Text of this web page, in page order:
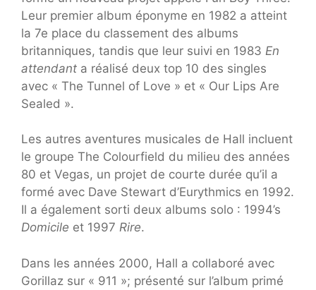
Leur premier album éponyme en 1982 a atteint
la 7e place du classement des albums
britanniques, tandis que leur suivi en 1983 En
attendant a réalisé deux top 10 des singles
avec « The Tunnel of Love » et « Our Lips Are
Sealed ».
Les autres aventures musicales de Hall incluent
le groupe The Colourfield du milieu des années
80 et Vegas, un projet de courte durée qu’il a
formé avec Dave Stewart d’Eurythmics en 1992.
Il a également sorti deux albums solo : 1994’s
Domicile et 1997 Rire.
Dans les années 2000, Hall a collaboré avec
Gorillaz sur « 911 »; présenté sur l’album primé